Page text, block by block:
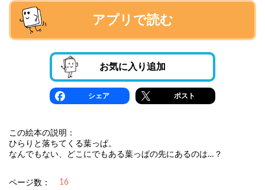
アプリで読む
お気に入り追加
シェア ポスト
この絵本の説明：
ひらりと落ちてくる葉っぱ。
なんでもない、どこにでもある葉っぱの先にあるのは…？
ページ数： 16